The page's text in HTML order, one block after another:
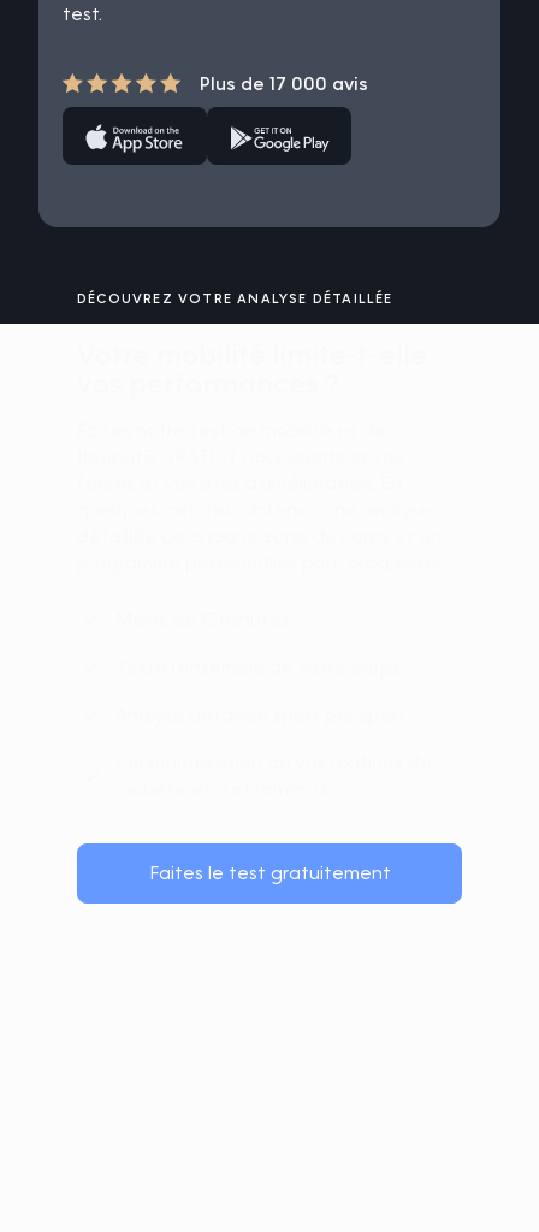
test.
Plus de 17 000 avis
DÉCOUVREZ VOTRE ANALYSE DÉTAILLÉE
Faites le test gratuitement